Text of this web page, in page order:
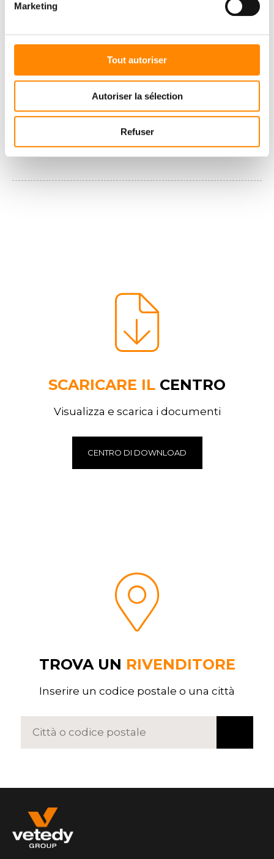
Marketing
Tout autoriser
Autoriser la sélection
Refuser
SCARICARE IL CENTRO
Visualizza e scarica i documenti
CENTRO DI DOWNLOAD
TROVA UN RIVENDITORE
Inserire un codice postale o una città